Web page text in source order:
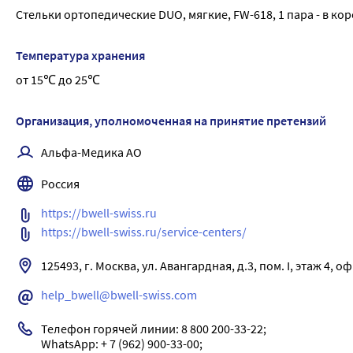
«косточек» и появление натоптышей
Подходят для закрытой обуви с каблуком до 5 см
поперечный и продольный своды стопы; -
повышает устойчивость при стоянии и ходьбе; -
Стельки ортопедические DUO, мягкие, FW-618, 1 пара - в
Температура хранения
от 15℃ до 25℃
Организация, уполномоченная на принятие претензий
Альфа-Медика АО
Россия
https://bwell-swiss.ru
https://bwell-swiss.ru/service-centers/
125493, г. Москва, ул. Авангардная, д.3, пом. I, этаж 4,
help_bwell@bwell-swiss.com
Телефон горячей линии: 8 800 200-33-22;
WhatsApp: + 7 (962) 900-33-00;